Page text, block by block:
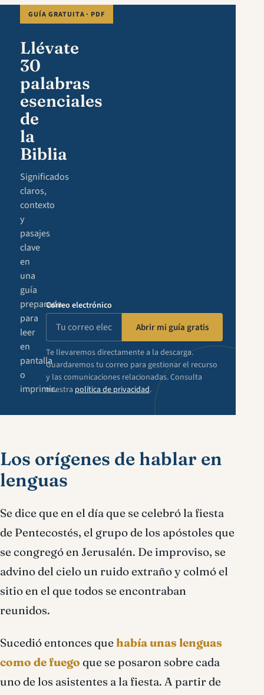
GUÍA GRATUITA · PDF
Llévate
30
palabras
esenciales
de
la
Biblia
Significados
claros,
contexto
y
pasajes
clave
en
una
guía
preparada
para
leer
en
pantalla
o
imprimir.
Correo electrónico
Abrir mi guía gratis
Te llevaremos directamente a la descarga.
Guardaremos tu correo para gestionar el recurso
y las comunicaciones relacionadas. Consulta
nuestra política de privacidad.
Los orígenes de hablar en
lenguas
Se dice que en el día que se celebró la fiesta
de Pentecostés, el grupo de los apóstoles que
se congregó en Jerusalén. De improviso, se
advino del cielo un ruido extraño y colmó el
sitio en el que todos se encontraban
reunidos.
Sucedió entonces que había unas lenguas
como de fuego que se posaron sobre cada
uno de los asistentes a la fiesta. A partir de